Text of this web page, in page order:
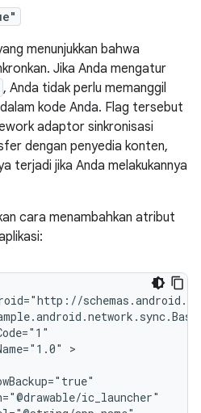
menunjukkan bahwa
Jika Anda mengatur
, Anda tidak perlu memanggil
dalam kode Anda. Flag tersebut
adaptor sinkronisasi
dengan penyedia konten,
terjadi jika Anda melakukannya
cara menambahkan atribut